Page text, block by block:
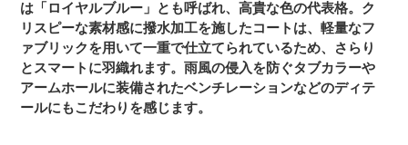
は「ロイヤルブルー」とも呼ばれ、高貴な色の代表格。ク
リスピーな素材感に撥水加工を施したコートは、軽量なフ
ァブリックを用いて一重で仕立てられているため、さらり
とスマートに羽織れます。雨風の侵入を防ぐタブカラーや
アームホールに装備されたベンチレーションなどのディテ
ールにもこだわりを感じます。